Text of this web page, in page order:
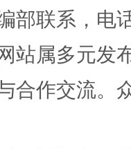
部联系，电
站属多元发
合作交流。